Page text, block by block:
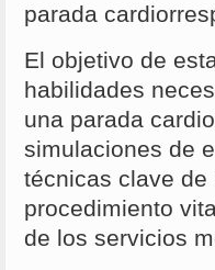
parada
El objetivo de
habilidades
una parada
simulaciones de
técnicas clave de
procedimiento
de los servicios